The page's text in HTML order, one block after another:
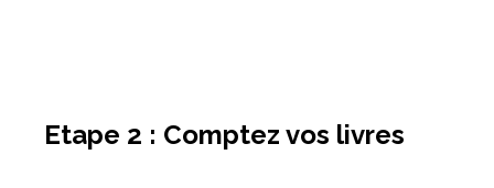
Etape 2 : Comptez vos livres